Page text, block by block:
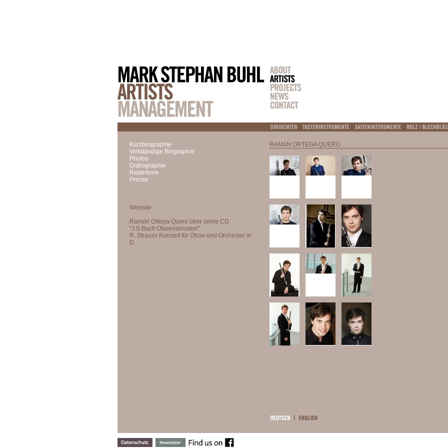
Kurzbiographie
Vollständige Biographie
Photos
Diskographie
Repertoire
Presse
RAMóN ORTEGA QUERO